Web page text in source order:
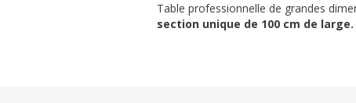
Table professionnelle de grandes
section unique de 100 cm de large.